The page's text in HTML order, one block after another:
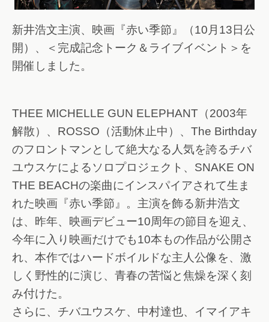
新井浩文主演、映画『赤い季節』（10月13日公
開）、＜完成記念トーク＆ライブイベント＞を
開催しました。
THEE MICHELLE GUN ELEPHANT（2003年
解散）、ROSSO（活動休止中）、The Birthday
のフロントマンとして絶大なる人気を誇るチバ
ユウスケによるソロプロジェクト、SNAKE ON
THE BEACHの楽曲にインスパイアされて生ま
れた映画『赤い季節』。主演を飾る新井浩文
は、昨年、映画デビュー10周年の節目を迎え、
今年に入り映画だけでも10本もの作品が公開さ
れ、本作ではハードボイルドな主人公像を、激
しく野性的に演じ、青春の苦悩と焦燥を深く刻
み付けた。
さらに、チバユウスケ、中村達也、イマイアキ